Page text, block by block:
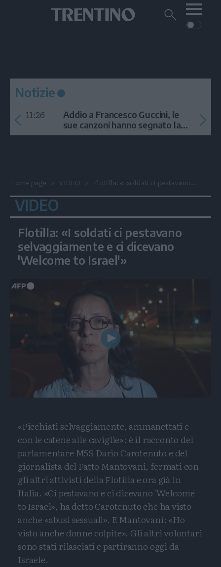
Cerca
CRONACA
GARDA
CULTURA
VIDEO
Notizie
11:26
Addio a Francesco Guccini, le
sue canzoni hanno segnato la
storia
Home page VIDEO Flotilla: «I soldati ci pestavano...
VIDEO
Flotilla: «I soldati ci pestavano
selvaggiamente e ci dicevano
'Welcome to Israel'»
Play
Video
«Picchiati selvaggiamente, ammanettati e
con le catene alle caviglie»: è il racconto del
parlamentare M5S Dario Carotenuto e del
giornalista del Fatto Mantovani, fermati con
gli altri attivisti della Flotilla e ora già in
Italia. «Ci pestavano e ci dicevano 'Welcome
to Israel», ha detto Carotenuto che ha visto
anche «abusi sessuali». E Mantovani: «Ho
visto anche donne colpite». Gli altri volontari
sono stati rilasciati e partiranno oggi da
Israele.